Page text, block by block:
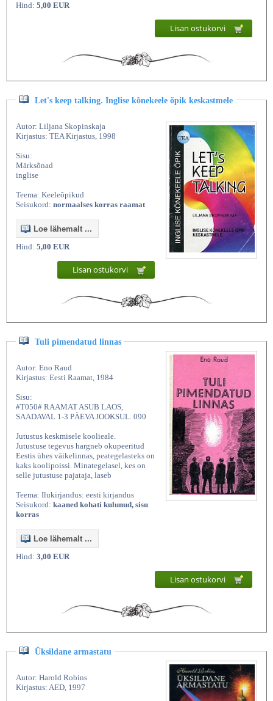
Hind: 5,00 EUR
Lisan ostukorvi
Let's keep talking. Inglise kõnekeele õpik keskastmele
Autor: Liljana Skopinskaja
Kirjastus: TEA Kirjastus, 1998
Sisu:
Märksõnad
inglise
Teema: Keeleõpikud
Seisukord: normaalses korras raamat
Loe lähemalt ...
Hind: 5,00 EUR
Lisan ostukorvi
Tuli pimendatud linnas
Autor: Eno Raud
Kirjastus: Eesti Raamat, 1984
Sisu:
#T050# RAAMAT ASUB LAOS,
SAADAVAL 1-3 PÄEVA JOOKSUL. 090
Jutustus keskmisele koolieale.
Jutustuse tegevus hargneb okupeeritud
Eestis ühes väikelinnas, peategelasteks on
kaks koolipoissi. Minategelasel, kes on
selle jutustuse pajataja, laseb
Teema: Ilukirjandus: eesti kirjandus
Seisukord: kaaned kohati kulunud, sisu
korras
Loe lähemalt ...
Hind: 3,00 EUR
Lisan ostukorvi
Üksildane armastatu
Autor: Harold Robins
Kirjastus: AED, 1997